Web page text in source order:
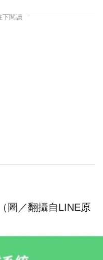
下閱讀
圖／翻攝自LINE原